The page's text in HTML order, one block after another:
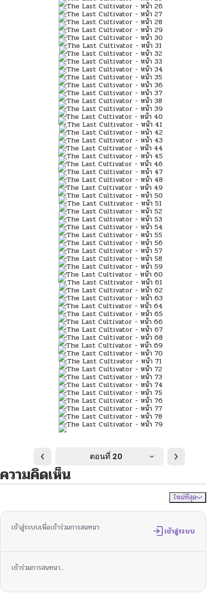
ตอนที่ 20
ความคิดเห็น
ใหม่ที่สุด
เข้าสู่ระบบเพื่อเข้าร่วมการสนทนา เข้าสู่ระบบ
เข้าร่วมการสนทนา...